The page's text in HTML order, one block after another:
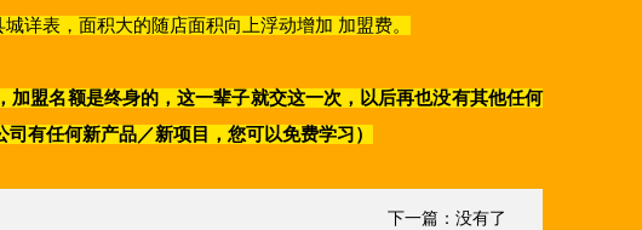
城详表 ，面积大的随店面积向上浮动增加 加盟费。
加盟名额是终身的，这一辈子就交这一次，以后再也没有其他任何
有任何新产品／新项目，您可以免费学习）
下一篇：没有了